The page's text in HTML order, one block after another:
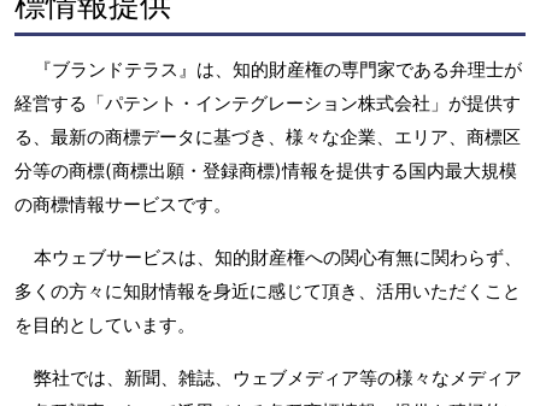
『ブランドテラス』は、知的財産権の専門家である弁理士が
経営する「パテント・インテグレーション株式会社」が提供す
る、最新の商標データに基づき、様々な企業、エリア、商標区
分等の商標(商標出願・登録商標)情報を提供する国内最大規模
の商標情報サービスです。
本ウェブサービスは、知的財産権への関心有無に関わらず、
多くの方々に知財情報を身近に感じて頂き、活用いただくこと
を目的としています。
弊社では、新聞、雑誌、ウェブメディア等の様々なメディア